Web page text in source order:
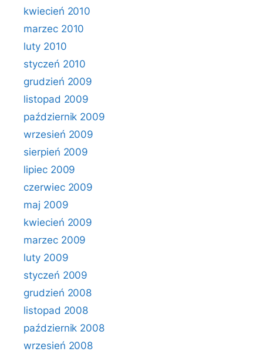
kwiecień 2010
marzec 2010
luty 2010
styczeń 2010
grudzień 2009
listopad 2009
październik 2009
wrzesień 2009
sierpień 2009
lipiec 2009
czerwiec 2009
maj 2009
kwiecień 2009
marzec 2009
luty 2009
styczeń 2009
grudzień 2008
listopad 2008
październik 2008
wrzesień 2008